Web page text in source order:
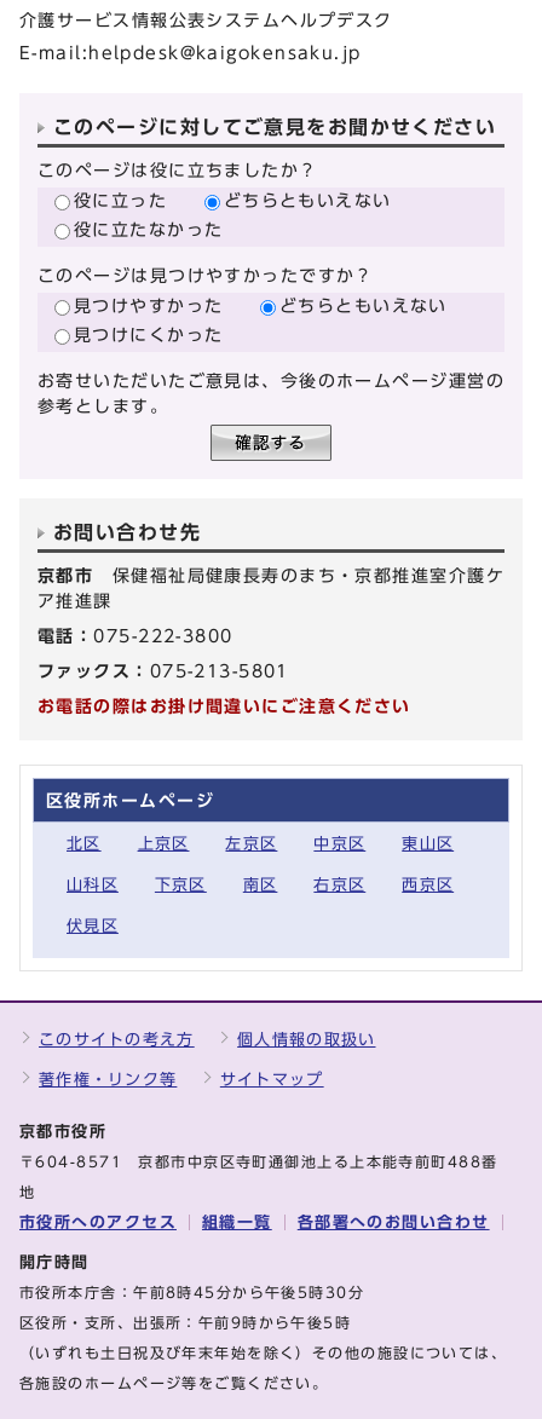
介護サービス情報公表システムヘルプデスク
E-mail: helpdesk@kaigokensaku.jp
このページに対してご意見をお聞かせください
このページは役に立ちましたか？
役に立った
どちらともいえない
役に立たなかった
このページは見つけやすかったですか？
見つけやすかった
どちらともいえない
見つけにくかった
お寄せいただいたご意見は、今後のホームページ運営の
参考とします。
お問い合わせ先
京都市 保健福祉局健康長寿のまち・京都推進室介護ケ
ア推進課
電話：075-222-3800
ファックス： 075-213-5801
お電話の際はお掛け間違いにご注意ください
区役所ホームページ
北区 上京区 左京区 中京区 東山区
山科区 下京区 南区 右京区 西京区
伏見区
このサイトの考え方 個人情報の取扱い
著作権・リンク等 サイトマップ
京都市役所
〒604-8571 京都市中京区寺町通御池上る上本能寺前町488番
地
市役所へのアクセス 組織一覧 各部署へのお問い合わせ
開庁時間
市役所本庁舎：午前8時45分から午後5時30分
区役所・支所、出張所：午前9時から午後5時
（いずれも土日祝及び年末年始を除く）その他の施設については、
各施設のホームページ等をご覧ください。